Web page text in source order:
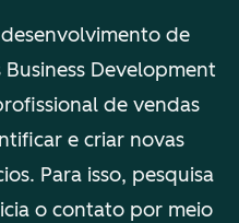
de
Business Development
de vendas
e criar novas
Para isso, pesquisa
o contato por meio